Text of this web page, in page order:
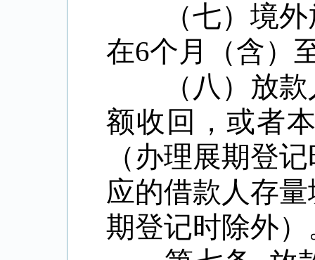
（七）境外
在6个月（含）
（八）放款
额收回，或者
（办理展期登
应的借款人存
期登记时除外）